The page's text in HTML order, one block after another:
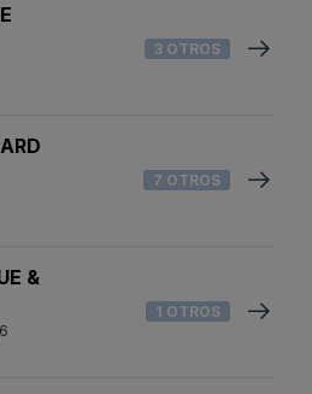
3 OTROS
7 OTROS
&
1 OTROS